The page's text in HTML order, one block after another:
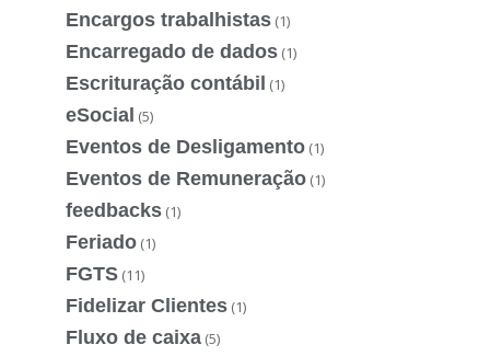
Encargos trabalhistas (1)
Encarregado de dados (1)
Escrituração contábil (1)
eSocial (5)
Eventos de Desligamento (1)
Eventos de Remuneração (1)
feedbacks (1)
Feriado (1)
FGTS (11)
Fidelizar Clientes (1)
Fluxo de caixa (5)